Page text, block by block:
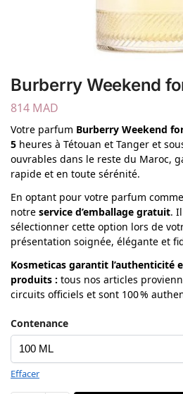
Burberry Weekend
814 MAD
Votre parfum Burberry Weekend
5 heures à Tétouan et Tanger et
ouvrables dans le reste du Maroc,
rapide et en toute sérénité.
En optant pour votre parfum
notre service d’emballage gratuit.
sélectionner cette option lors de
présentation soignée, élégante et
Kosmeticas garantit l’authenticité
produits : tous nos articles
circuits officiels et sont 100 %
Contenance
Effacer